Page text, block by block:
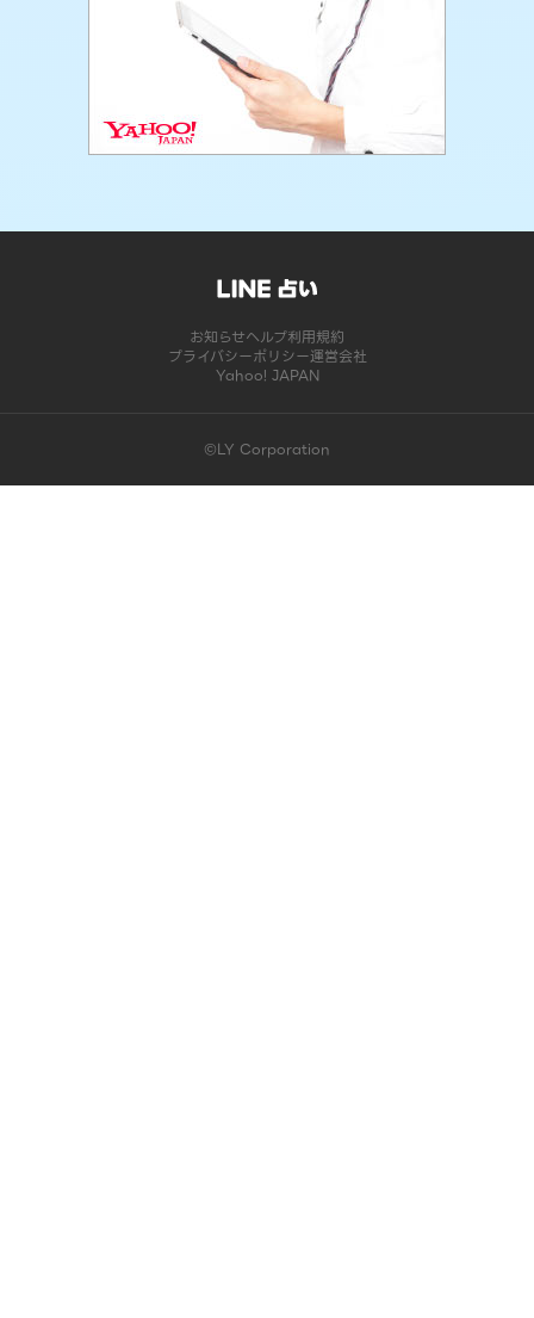
お知らせヘルプ利用規約
プライバシーポリシー運営会社
Yahoo! JAPAN
©LY Corporation
このコンテンツは掲載が終了しました | LINE占い